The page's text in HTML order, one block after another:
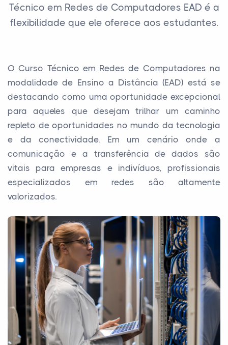
Técnico em Redes de Computadores EAD é a
flexibilidade que ele oferece aos estudantes.
O Curso Técnico em Redes de Computadores na
modalidade de Ensino a Distância (EAD) está se
destacando como uma oportunidade excepcional
para aqueles que desejam trilhar um caminho
repleto de oportunidades no mundo da tecnologia
e da conectividade. Em um cenário onde a
comunicação e a transferência de dados são
vitais para empresas e indivíduos, profissionais
especializados em redes são altamente
valorizados.